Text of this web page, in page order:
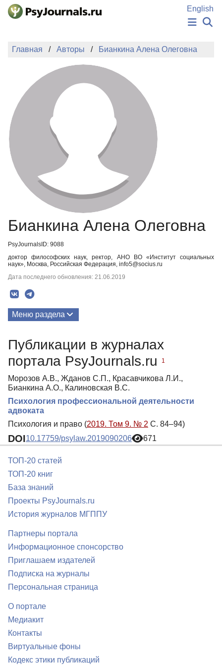
Перейти к основному содержанию
English
НОВОСТИ
АВТОРЫ
ПОДАТЬ РУКОПИСЬ
БАЗА ЗНАНИЙ
КЛЮЧЕВЫЕ СЛОВА
Регистрация
Главная Авторы Бианкина Алена Олеговна
Бианкина Алена Олеговна
PsyJournalsID: 9088
доктор философских наук, ректор, АНО ВО «Институт социальных
наук», Москва, Российская Федерация, info5@socius.ru
Дата последнего обновления: 21.06.2019
Меню раздела
Публикации в журналах
портала PsyJournals.ru
1
Морозов А.В., Жданов С.П., Красавчикова Л.И.,
Бианкина А.О., Калиновская В.С.
Психология профессиональной деятельности
адвоката
Психология и право (2019. Том 9. № 2 С. 84–94)
DOI10.17759/psylaw.2019090206 671
ТОП-20 статей
ТОП-20 книг
База знаний
Проекты PsyJournals.ru
История журналов МГППУ
Партнеры портала
Информационное спонсорство
Приглашаем издателей
Подписка на журналы
Персональная страница
О портале
Медиакит
Контакты
Виртуальные фоны
Кодекс этики публикаций